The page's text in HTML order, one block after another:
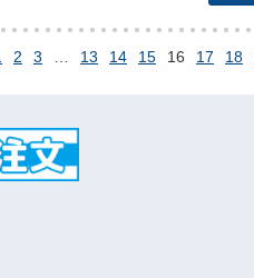
2 3 13 14 15 16 17 18